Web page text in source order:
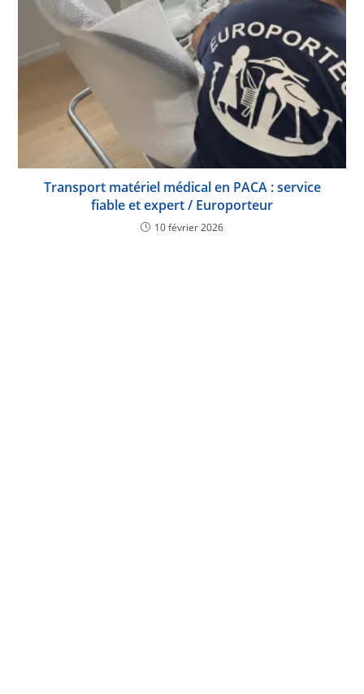
Transport matériel médical en PACA : service
fiable et expert / Europorteur
10 février 2026